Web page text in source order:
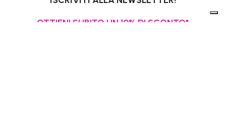
OTTIENI SUBITO UN 10% DI SCONTO*